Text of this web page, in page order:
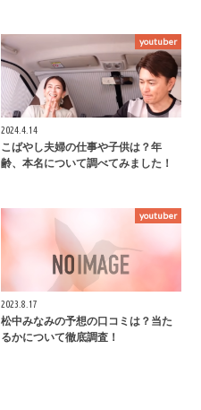
youtuber
2024.4.14
こばやし夫婦の仕事や子供は？年
齢、本名について調べてみました！
youtuber
2023.8.17
松中みなみの予想の口コミは？当た
るかについて徹底調査！